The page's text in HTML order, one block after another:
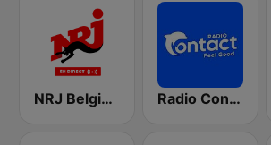
NRJ Belgique Radio Contact